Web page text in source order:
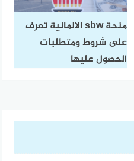
منحة sbw الالمانية تعرف
على شروط ومتطلبات
الحصول عليها